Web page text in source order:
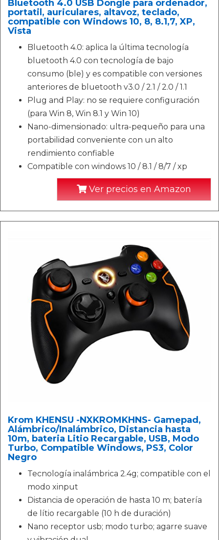
Bluetooth 4.0 USB Dongle para ordenador,
portatil, auriculares, altavoz, teclado,
compatible con Windows 10, 8, 8.1,7, XP,
Vista
Bluetooth 4.0: aplica la última tecnología
bluetooth 4.0 con tecnología de bajo
consumo (ble) y es compatible con versiones
anteriores de bluetooth v3.0 / 2.1 / 2.0 / 1.1
Plug and Play: no se requiere configuración
(para Win 8, Win 8.1 y Win 10)
Nano-dimensionado: ultra-pequeño para una
portabilidad conveniente con un alto
rendimiento confiable
Compatible con windows 10 / 8.1 / 8/7 / xp
Ver precios en Amazon
Krom KHENSU -NXKROMKHNS- Gamepad,
Alámbrico/Inalámbrico, Distancia hasta
10m, bateria Litio Recargable, USB, Modo
Turbo, Compatible Windows, PS3, Color
Negro
Tecnología inalámbrica 2.4g; compatible con el
modo xinput
Distancia de operación de hasta 10 m; batería
de lítio recargable (10 h de duración)
Nano receptor usb; modo turbo; agarre suave